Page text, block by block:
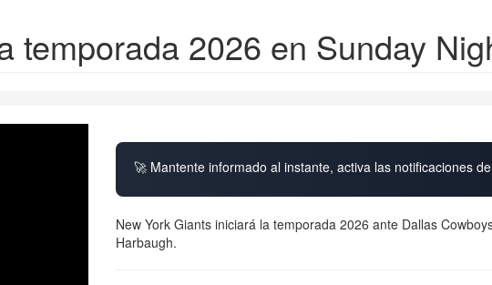
temporada 2026 en Sunday
🚀 Mantente informado al instante, activa las notificaciones
New York Giants iniciará la temporada 2026 ante Dallas
Harbaugh.